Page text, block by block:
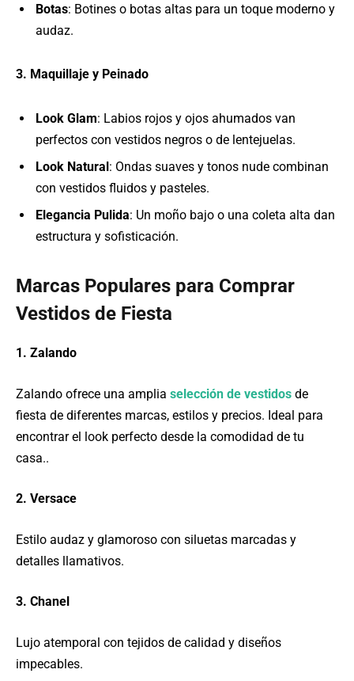
Botas: Botines o botas altas para un toque moderno y
audaz.
3. Maquillaje y Peinado
Look Glam: Labios rojos y ojos ahumados van
perfectos con vestidos negros o de lentejuelas.
Look Natural: Ondas suaves y tonos nude combinan
con vestidos fluidos y pasteles.
Elegancia Pulida: Un moño bajo o una coleta alta dan
estructura y sofisticación.
Marcas Populares para Comprar
Vestidos de Fiesta
1. Zalando
Zalando ofrece una amplia selección de vestidos de
fiesta de diferentes marcas, estilos y precios. Ideal para
encontrar el look perfecto desde la comodidad de tu
casa..
2. Versace
Estilo audaz y glamoroso con siluetas marcadas y
detalles llamativos.
3. Chanel
Lujo atemporal con tejidos de calidad y diseños
impecables.